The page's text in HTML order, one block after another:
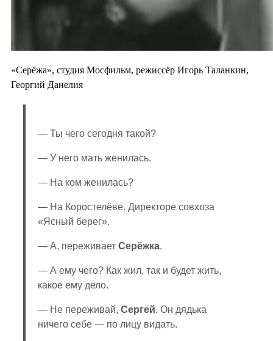
«Серёжа», студия Мосфильм, режиссёр Игорь Таланкин,
Георгий Данелия
— Ты чего сегодня такой?
— У него мать женилась.
— На ком женилась?
— На Коростелёве. Директоре совхоза
«Ясный берег».
— А, переживает Серёжка.
— А ему чего? Как жил, так и будет жить,
какое ему дело.
— Не переживай, Сергей. Он дядька
ничего себе — по лицу видать.